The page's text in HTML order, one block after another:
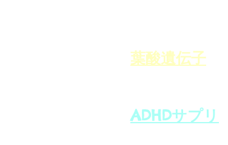
​葉酸遺伝子
ADHDサプリ